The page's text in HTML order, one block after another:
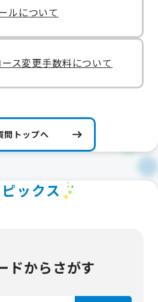
ルについて
ス変更手数料について
問トップへ
ピックス
ドからさがす